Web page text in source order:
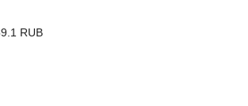
RUB